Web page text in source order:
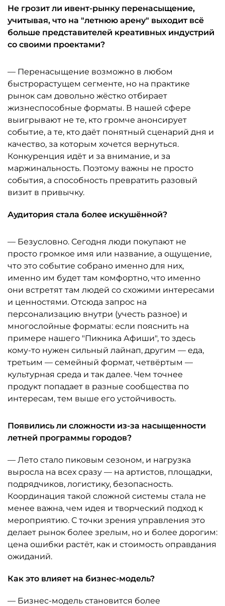
Не грозит ли ивент-рынку перенасыщение,
учитывая, что на "летнюю арену" выходит всё
больше представителей креативных индустрий
со своими проектами?
— Перенасыщение возможно в любом
быстрорастущем сегменте, но на практике
рынок сам довольно жёстко отбирает
жизнеспособные форматы. В нашей сфере
выигрывают не те, кто громче анонсирует
событие, а те, кто даёт понятный сценарий дня и
качество, за которым хочется вернуться.
Конкуренция идёт и за внимание, и за
маржинальность. Поэтому важны не просто
события, а способность превратить разовый
визит в привычку.
Аудитория стала более искушённой?
— Безусловно. Сегодня люди покупают не
просто громкое имя или название, а ощущение,
что это событие собрано именно для них,
именно им будет там комфортно, что именно
они встретят там людей со схожими интересами
и ценностями. Отсюда запрос на
персонализацию внутри (учесть разное) и
многослойные форматы: если пояснить на
примере нашего "Пикника Афиши", то здесь
кому-то нужен сильный лайнап, другим — еда,
третьим — семейный формат, четвёртым —
культурная среда и так далее. Чем точнее
продукт попадает в разные сообщества по
интересам, тем выше его устойчивость.
Появились ли сложности из-за насыщенности
летней программы городов?
— Лето стало пиковым сезоном, и нагрузка
выросла на всех сразу — на артистов, площадки,
подрядчиков, логистику, безопасность.
Координация такой сложной системы стала не
менее важна, чем идея и творческий подход к
мероприятию. С точки зрения управления это
делает рынок более зрелым, но и более дорогим:
цена ошибки растёт, как и стоимость оправдания
ожиданий.
Как это влияет на бизнес-модель?
— Бизнес-модель становится более